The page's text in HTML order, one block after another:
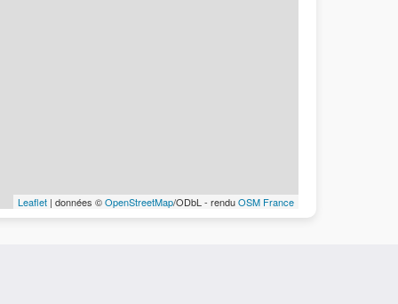
Leaflet | données ©OpenStreetMap/ODbL - renduOSM France